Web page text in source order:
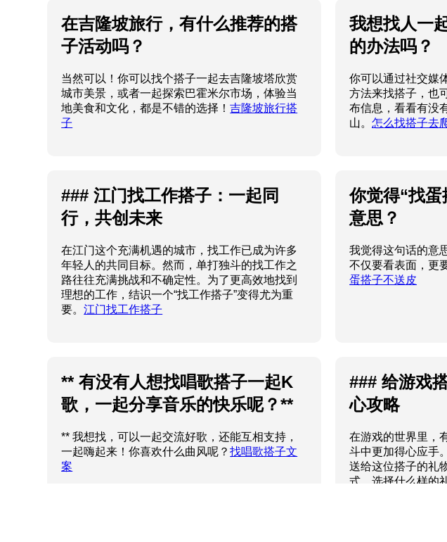
在吉隆坡旅行，有什么推荐的搭
子活动吗？
当然可以！你可以找个搭子一起去吉隆坡塔欣赏
城市美景，或者一起探索巴霍米尔市场，体验当
地美食和文化，都是不错的选择！吉隆坡旅行搭
子
我想找人一
的办法吗？
你可以通过社交媒
方法来找搭子，也
布信息，看看有没
山。怎么找搭子去
### 江门找工作搭子：一起同
行，共创未来
在江门这个充满机遇的城市，找工作已成为许多
年轻人的共同目标。然而，单打独斗的找工作之
路往往充满挑战和不确定性。为了更高效地找到
理想的工作，结识一个“找工作搭子”变得尤为重
要。江门找工作搭子
你觉得“找
意思？
我觉得这句话的意
不仅要看表面，更
蛋搭子不送皮
** 有没有人想找唱歌搭子一起K
歌，一起分享音乐的快乐呢？**
** 我想找，可以一起交流好歌，还能互相支持，
一起嗨起来！你喜欢什么曲风呢？找唱歌搭子文
案
### 给游戏
心攻略
在游戏的世界里，
斗中更加得心应手
送给这位搭子的礼
式。选择什么样的